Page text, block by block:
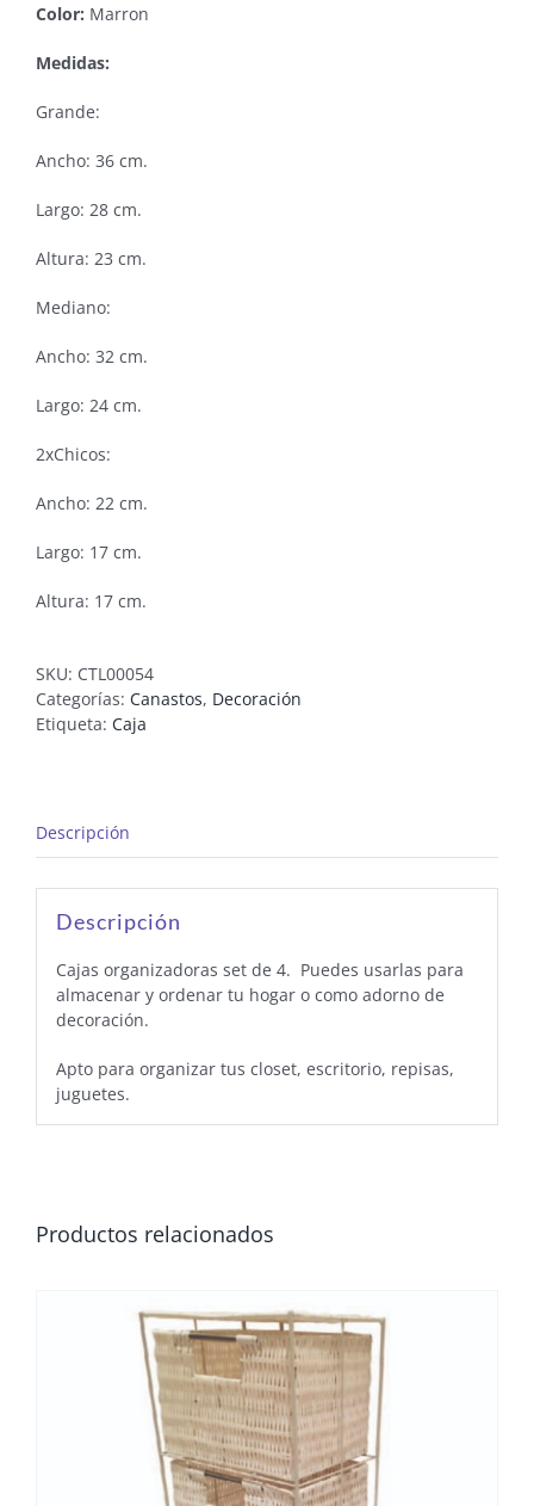
Color: Marron
Medidas:
Grande:
Ancho: 36 cm.
Largo: 28 cm.
Altura: 23 cm.
Mediano:
Ancho: 32 cm.
Largo: 24 cm.
2xChicos:
Ancho: 22 cm.
Largo: 17 cm.
Altura: 17 cm.
SKU: CTL00054
Categorías: Canastos, Decoración
Etiqueta: Caja
Descripción
Descripción
Cajas organizadoras set de 4. Puedes usarlas para
almacenar y ordenar tu hogar o como adorno de
decoración.
Apto para organizar tus closet, escritorio, repisas,
juguetes.
Productos relacionados